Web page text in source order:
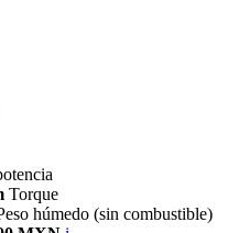
Torque
húmedo (sin combustible)